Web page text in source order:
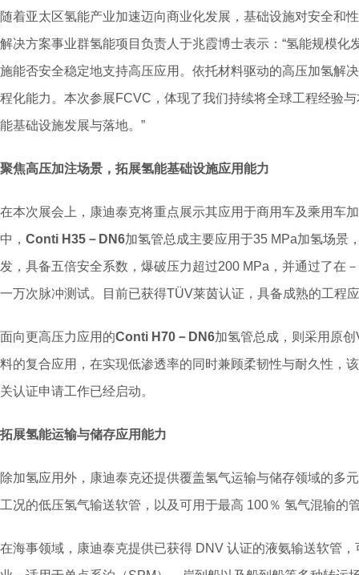
随着亚太区氢能产业加速迈向商业化发展，基础设施对安全和
解决方案事业群氢能项目负责人于兆霞博士表示：“氢能规模
施能否安全稳定地支持高压应用。依托材料驱动的高压加氢解
程化能力。本次参展FCVC，体现了我们持续将全球工程经验
能基础设施发展与落地。”
聚焦高压加注场景，拓展氢能基础设施应用能力
在本次展会上，康迪泰克将重点展示其应用于商用车及乘用车
中， Conti H35－DN6加氢管总成主要应用于35 MPa加氢场景
发，具备五倍安全系数，爆破压力超过200 MPa，并通过了在
一万次脉冲测试。目前已获得TÜV莱茵认证，具备成熟的工程
面向更高压力应用的Conti H70－DN6加氢管总成，则采用原
料的复合应用，在实现低渗透率的同时兼顾柔韧性与耐久性，
关认证申请工作已经启动。
拓展氢能运输与储存应用能力
除加氢应用外，康迪泰克还提供覆盖氢气运输与储存领域的多
工况的低压氢气输送软管，以及可用于最高 100％ 氢气混输的
在海事领域，康迪泰克提供已获得 DNV 认证的液氨输送软管